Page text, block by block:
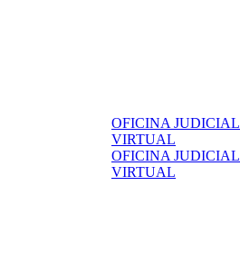
OFICINA JUDICIAL
VIRTUAL
OFICINA JUDICIAL
VIRTUAL